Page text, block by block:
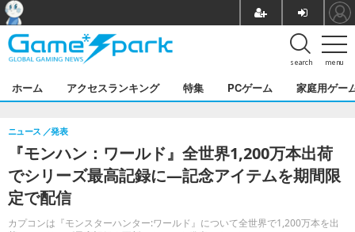
menu
search
ホーム アクセスランキング 特集 PCゲーム 家庭用ゲー
『モンハン：ワールド』全世界1,200万本出荷
でシリーズ最高記録に―記念アイテムを期間限
定で配信
カプコンは『モンスターハンター:ワールド』について全世界で1,200万本を出
ニュース 発表